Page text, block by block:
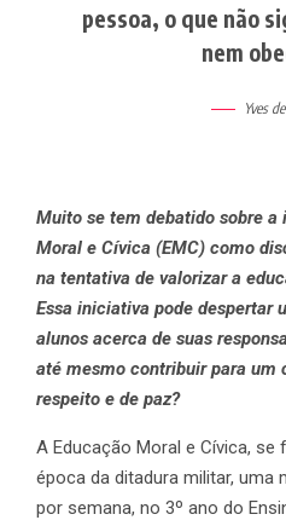
pessoa, o que não
nem
Yves
Muito se tem debatido sobre a
Moral e Cívica (EMC) como
na tentativa de valorizar a
Essa iniciativa pode despertar
alunos acerca de suas
até mesmo contribuir para um
respeito e de paz?
A Educação Moral e Cívica,
época da ditadura militar, uma
por semana, no 3º ano do